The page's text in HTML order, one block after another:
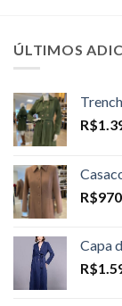
ÚLTIMOS
R$
R$
Capa
R$